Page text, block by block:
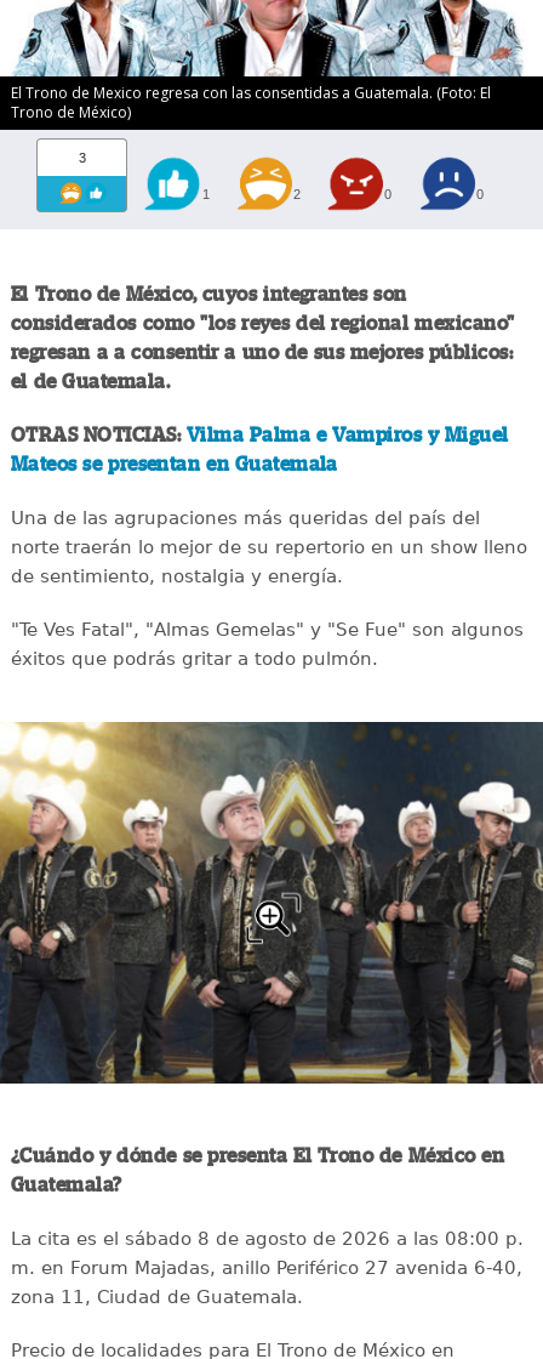
El Trono de Mexico regresa con las consentidas a Guatemala. (Foto: El
Trono de México)
3
1 2 0 0
El Trono de México, cuyos integrantes son
considerados como "los reyes del regional mexicano"
regresan a a consentir a uno de sus mejores públicos:
el de Guatemala.
OTRAS NOTICIAS:Vilma Palma e Vampiros y Miguel
Mateos se presentan en Guatemala
Una de las agrupaciones más queridas del país del
norte traerán lo mejor de su repertorio en un show lleno
de sentimiento, nostalgia y energía.
"Te Ves Fatal", "Almas Gemelas" y "Se Fue" son algunos
éxitos que podrás gritar a todo pulmón.
¿Cuándo y dónde se presenta El Trono de México en
Guatemala?
La cita es el sábado 8 de agosto de 2026 a las 08:00 p.
m. en Forum Majadas, anillo Periférico 27 avenida 6-40,
zona 11, Ciudad de Guatemala.
Precio de localidades para El Trono de México en